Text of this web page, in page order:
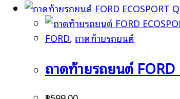
FORD, ถาดท้ายรถยนต์
ถาดท้ายรถยนต์ FORD